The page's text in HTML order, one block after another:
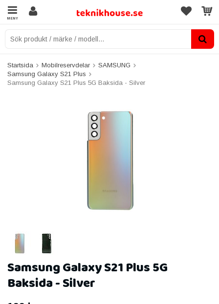
MENY
Startsida Mobilreservdelar
SAMSUNG
Samsung Galaxy S21 Plus
Samsung Galaxy S21 Plus 5G Baksida - Silver
Samsung Galaxy S21 Plus 5G
Baksida - Silver